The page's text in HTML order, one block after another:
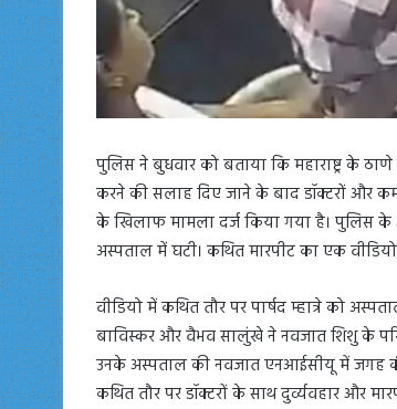
पुलिस ने बुधवार को बताया कि महाराष्ट्र के
करने की सलाह दिए जाने के बाद डॉक्टरों और
के खिलाफ मामला दर्ज किया गया है। पुलिस के
अस्पताल में घटी। कथित मारपीट का एक
वीडियो में कथित तौर पर पार्षद म्हात्रे को
बाविस्कर और वैभव सालुंखे ने नवजात शिशु के
उनके अस्पताल की नवजात एनआईसीयू में जगह
कथित तौर पर डॉक्टरों के साथ दुर्व्यवहार और